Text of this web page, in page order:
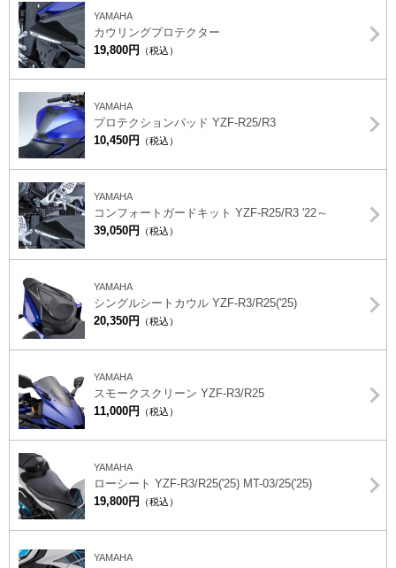
YAMAHA
カウリングプロテクター
19,800円
（税込）
YAMAHA
プロテクションパッド YZF-R25/R3
10,450円
（税込）
YAMAHA
コンフォートガードキット YZF-R25/R3 '22～
39,050円
（税込）
YAMAHA
シングルシートカウル YZF-R3/R25('25)
20,350円
（税込）
YAMAHA
スモークスクリーン YZF-R3/R25
11,000円
（税込）
YAMAHA
ローシート YZF-R3/R25('25) MT-03/25('25)
19,800円
（税込）
YAMAHA